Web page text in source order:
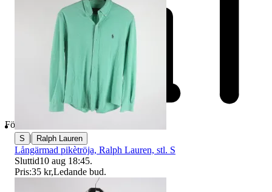
Företag
S | Ralph Lauren
Långärmad pikètröja, Ralph Lauren, stl. S
Sluttid10 aug 18:45.
Pris:35 kr,Ledande bud.